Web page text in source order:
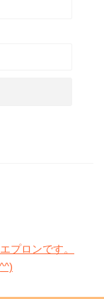
プロンです。